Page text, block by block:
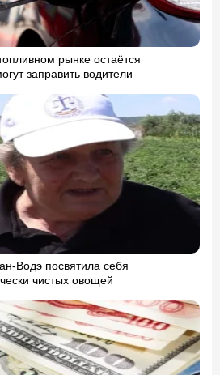
рынке остаётся
заправить водители
Водэ посвятила себя
чистых овощей